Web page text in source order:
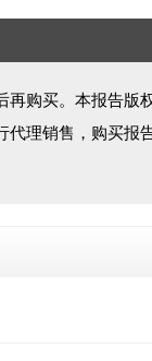
购买。本报告版
理销售，购买报